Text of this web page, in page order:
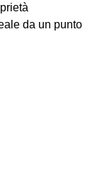
da un punto